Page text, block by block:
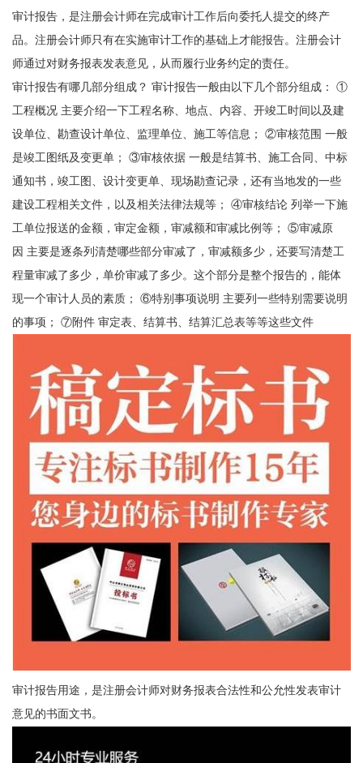
审计报告，是注册会计师在完成审计工作后向委托人提交的终产
品。注册会计师只有在实施审计工作的基础上才能报告。注册会计
师通过对财务报表发表意见，从而履行业务约定的责任。
审计报告有哪几部分组成？ 审计报告一般由以下几个部分组成： ①
工程概况 主要介绍一下工程名称、地点、内容、开竣工时间以及建
设单位、勘查设计单位、监理单位、施工等信息； ②审核范围 一般
是竣工图纸及变更单； ③审核依据 一般是结算书、施工合同、中标
通知书，竣工图、设计变更单、现场勘查记录，还有当地发的一些
建设工程相关文件，以及相关法律法规等； ④审核结论 列举一下施
工单位报送的金额，审定金额，审减额和审减比例等； ⑤审减原
因 主要是逐条列清楚哪些部分审减了，审减额多少，还要写清楚工
程量审减了多少，单价审减了多少。这个部分是整个报告的，能体
现一个审计人员的素质； ⑥特别事项说明 主要列一些特别需要说明
的事项； ⑦附件 审定表、结算书、结算汇总表等等这些文件
审计报告用途，是注册会计师对财务报表合法性和公允性发表审计
意见的书面文书。